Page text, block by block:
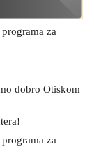
za
dobro Otiskom
za